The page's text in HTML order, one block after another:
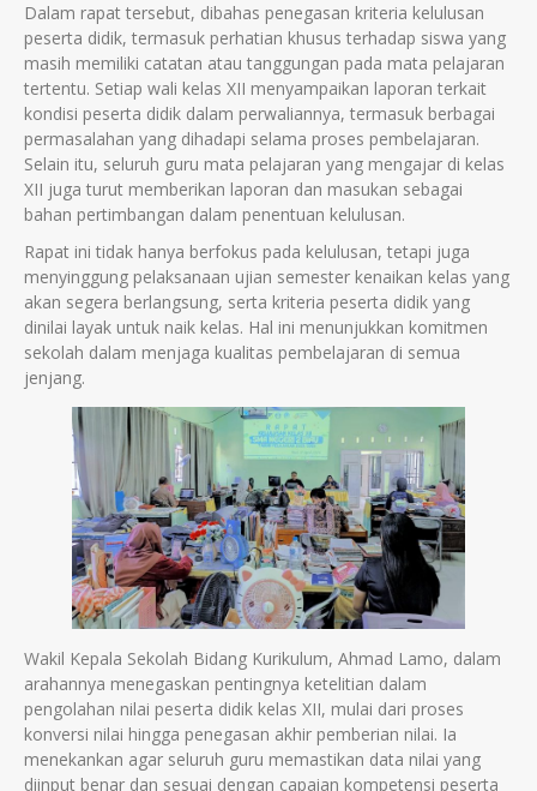
Dalam rapat tersebut, dibahas penegasan kriteria kelulusan
peserta didik, termasuk perhatian khusus terhadap siswa yang
masih memiliki catatan atau tanggungan pada mata pelajaran
tertentu. Setiap wali kelas XII menyampaikan laporan terkait
kondisi peserta didik dalam perwaliannya, termasuk berbagai
permasalahan yang dihadapi selama proses pembelajaran.
Selain itu, seluruh guru mata pelajaran yang mengajar di kelas
XII juga turut memberikan laporan dan masukan sebagai
bahan pertimbangan dalam penentuan kelulusan.
Rapat ini tidak hanya berfokus pada kelulusan, tetapi juga
menyinggung pelaksanaan ujian semester kenaikan kelas yang
akan segera berlangsung, serta kriteria peserta didik yang
dinilai layak untuk naik kelas. Hal ini menunjukkan komitmen
sekolah dalam menjaga kualitas pembelajaran di semua
jenjang.
Wakil Kepala Sekolah Bidang Kurikulum, Ahmad Lamo, dalam
arahannya menegaskan pentingnya ketelitian dalam
pengolahan nilai peserta didik kelas XII, mulai dari proses
konversi nilai hingga penegasan akhir pemberian nilai. Ia
menekankan agar seluruh guru memastikan data nilai yang
diinput benar dan sesuai dengan capaian kompetensi peserta